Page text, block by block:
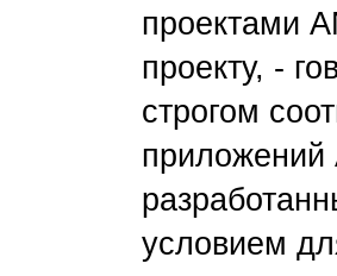
проектами
проекту, -
строгом
приложений
условием